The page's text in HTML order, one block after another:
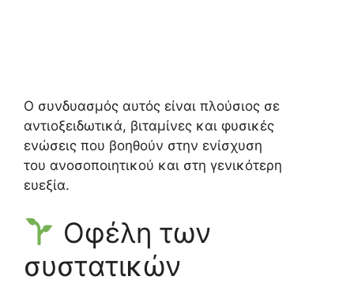
Ο συνδυασμός αυτός είναι πλούσιος σε
αντιοξειδωτικά, βιταμίνες και φυσικές
ενώσεις που βοηθούν στην ενίσχυση
του ανοσοποιητικού και στη γενικότερη
ευεξία.
Οφέλη των
συστατικών